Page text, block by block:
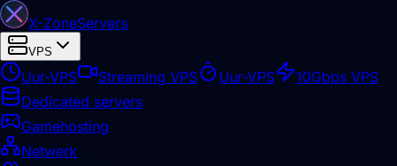
X-ZoneServers
VPS
Uur-VPS Streaming VPS Uur-VPS
10Gbps VPS
Dedicated servers
Gamehosting
Netwerk